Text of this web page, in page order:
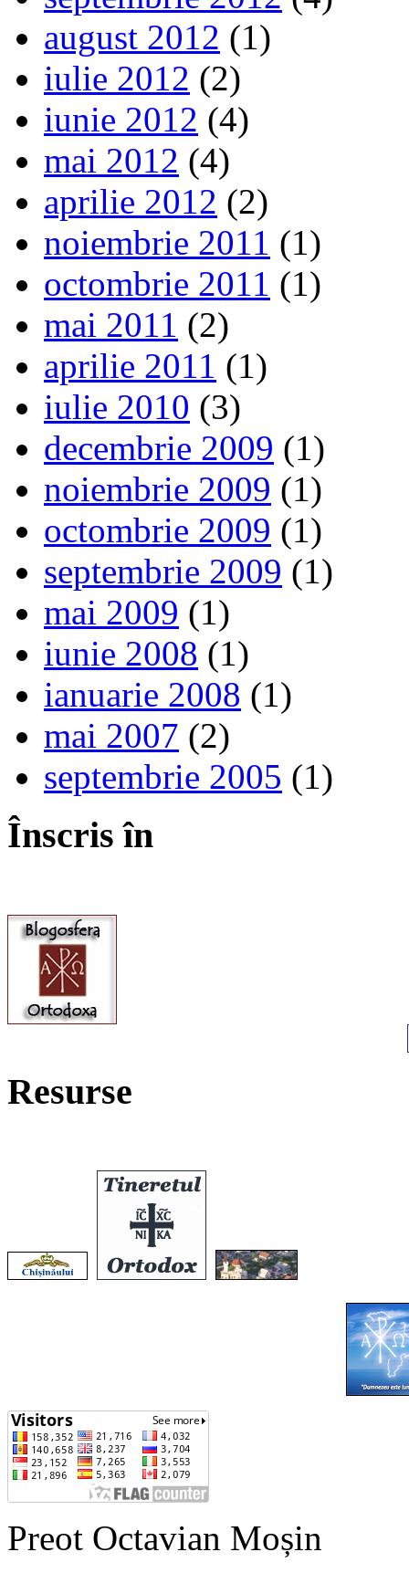
august 2012 (1)
iulie 2012 (2)
iunie 2012 (4)
mai 2012 (4)
aprilie 2012 (2)
noiembrie 2011 (1)
octombrie 2011 (1)
mai 2011 (2)
aprilie 2011 (1)
iulie 2010 (3)
decembrie 2009 (1)
noiembrie 2009 (1)
octombrie 2009 (1)
septembrie 2009 (1)
mai 2009 (1)
iunie 2008 (1)
ianuarie 2008 (1)
mai 2007 (2)
septembrie 2005 (1)
Înscris în
Resurse
Preot Octavian Moșin